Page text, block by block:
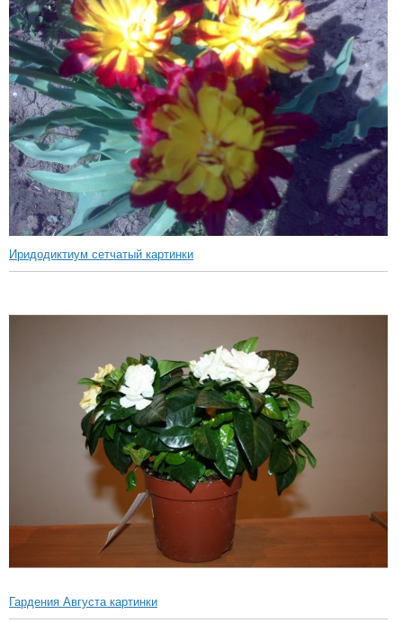
Иридодиктиум сетчатый картинки
Гардения Августа картинки